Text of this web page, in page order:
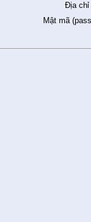
Địa chỉ
Mật mã